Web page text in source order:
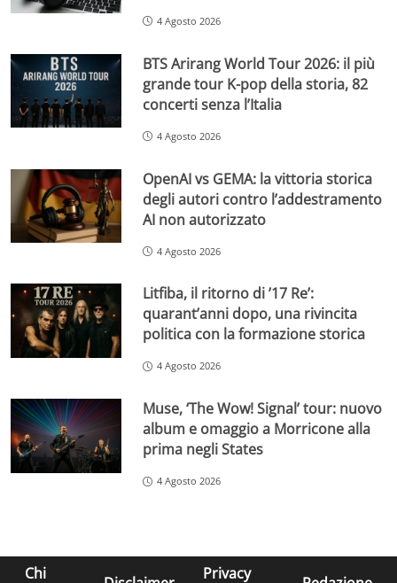
4 Agosto 2026
BTS Arirang World Tour 2026: il più
grande tour K-pop della storia, 82
concerti senza l’Italia
4 Agosto 2026
OpenAI vs GEMA: la vittoria storica
degli autori contro l’addestramento
AI non autorizzato
4 Agosto 2026
Litfiba, il ritorno di ’17 Re’:
quarant’anni dopo, una rivincita
politica con la formazione storica
4 Agosto 2026
Muse, ‘The Wow! Signal’ tour: nuovo
album e omaggio a Morricone alla
prima negli States
4 Agosto 2026
Chi Privacy